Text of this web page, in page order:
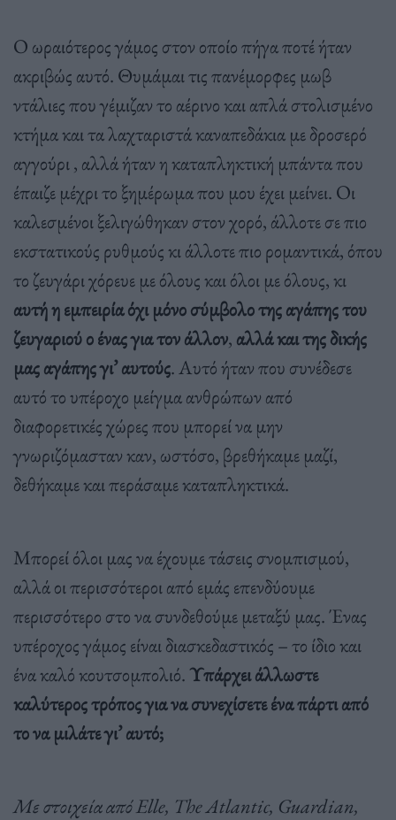
Ο ωραιότερος γάμος στον οποίο πήγα ποτέ ήταν
ακριβώς αυτό. Θυμάμαι τις πανέμορφες μωβ
ντάλιες που γέμιζαν το αέρινο και απλά στολισμένο
κτήμα και τα λαχταριστά καναπεδάκια με δροσερό
αγγούρι , αλλά ήταν η καταπληκτική μπάντα που
έπαιζε μέχρι το ξημέρωμα που μου έχει μείνει. Οι
καλεσμένοι ξελιγώθηκαν στον χορό, άλλοτε σε πιο
εκστατικούς ρυθμούς κι άλλοτε πιο ρομαντικά, όπου
το ζευγάρι χόρευε με όλους και όλοι με όλους, κι
αυτή η εμπειρία όχι μόνο σύμβολο της αγάπης του
ζευγαριού ο ένας για τον άλλον, αλλά και της δικής
μας αγάπης γι’ αυτούς. Αυτό ήταν που συνέδεσε
αυτό το υπέροχο μείγμα ανθρώπων από
διαφορετικές χώρες που μπορεί να μην
γνωριζόμασταν καν, ωστόσο, βρεθήκαμε μαζί,
δεθήκαμε και περάσαμε καταπληκτικά.
Μπορεί όλοι μας να έχουμε τάσεις σνομπισμού,
αλλά οι περισσότεροι από εμάς επενδύουμε
περισσότερο στο να συνδεθούμε μεταξύ μας. Ένας
υπέροχος γάμος είναι διασκεδαστικός – το ίδιο και
ένα καλό κουτσομπολιό. Υπάρχει άλλωστε
καλύτερος τρόπος για να συνεχίσετε ένα πάρτι από
το να μιλάτε γι’ αυτό;
Με στοιχεία από Elle, The Atlantic, Guardian,